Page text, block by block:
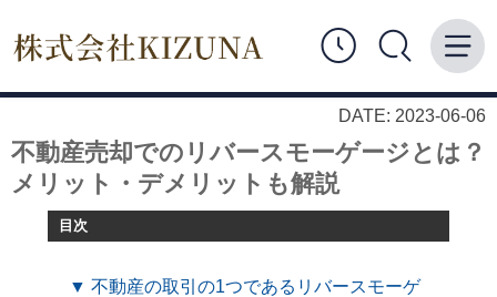
DATE: 2023-06-06
不動産売却でのリバースモーゲージとは？
メリット・デメリットも解説
目次
▼ 不動産の取引の1つであるリバースモーゲ